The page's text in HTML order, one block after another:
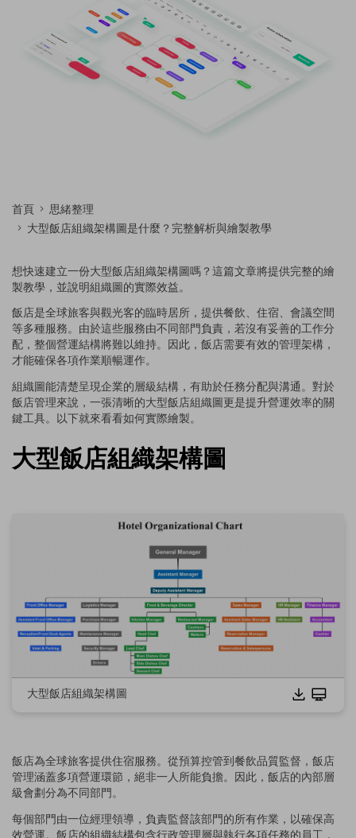
首頁
思緒整理
大型飯店組織架構圖是什麼？完整解析與繪製教學
想快速建立一份大型飯店組織架構圖嗎？這篇文章將提供完整的繪
製教學，並說明組織圖的實際效益。
飯店是全球旅客與觀光客的臨時居所，提供餐飲、住宿、會議空間
等多種服務。由於這些服務由不同部門負責，若沒有妥善的工作分
配，整個營運結構將難以維持。因此，飯店需要有效的管理架構，
才能確保各項作業順暢運作。
組織圖能清楚呈現企業的層級結構，有助於任務分配與溝通。對於
飯店管理來說，一張清晰的大型飯店組織圖更是提升營運效率的關
鍵工具。以下就來看看如何實際繪製。
大型飯店組織架構圖
*此
檔案需使用 EdrawMind 開啟。
若尚未安裝 EdrawMind，請從下方
免費下載。
你也可以從下方
免費試用EdrawMind 線上版。
大型飯店組織架構圖
飯店為全球旅客提供住宿服務。從預算控管到餐飲品質監督，飯店
管理涵蓋多項營運環節，絕非一人所能負擔。因此，飯店的內部層
級會劃分為不同部門。
每個部門由一位經理領導，負責監督該部門的所有作業，以確保高
效營運。飯店的組織結構包含行政管理層與執行各項任務的員工，